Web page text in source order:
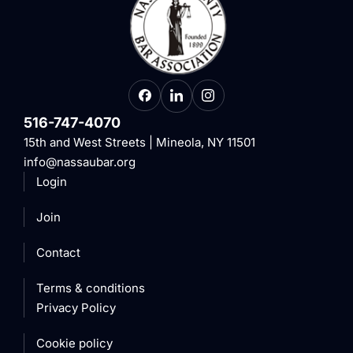
516-747-4070
15th and West Streets | Mineola, NY 11501
info@nassaubar.org
Login
Join
Contact
Terms & conditions
Privacy Policy
Cookie policy